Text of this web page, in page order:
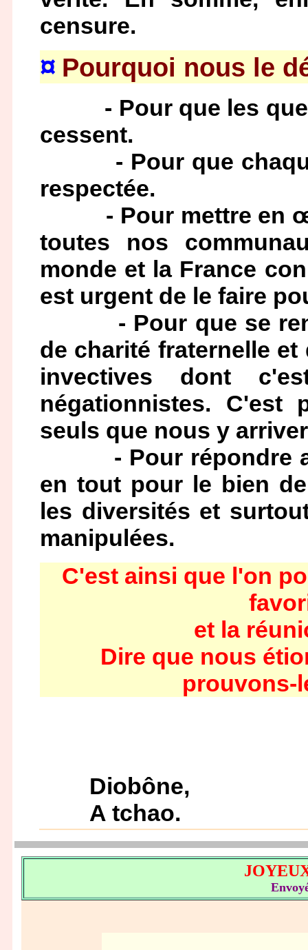
censure.
¤ Pourquoi nous le
- Pour que les
cessent.
- Pour que chaque
respectée.
- Pour mettre en
toutes nos
monde et la France
est urgent de le faire
- Pour que se
de charité fraternelle
invectives dont
négationnistes.
seuls que nous y
- Pour répondre au
en tout pour le bien
les diversités et
manipulées.
C'est ainsi que l'on
et la
Dire que nous
prouvons-
Diobône,
A tchao.